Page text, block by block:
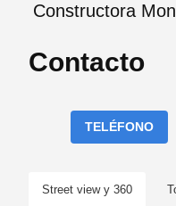
Constructora
Contacto
TELÉFONO
Street view y 360